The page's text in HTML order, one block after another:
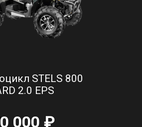
STELS 800
2.0 EPS
000 ₽